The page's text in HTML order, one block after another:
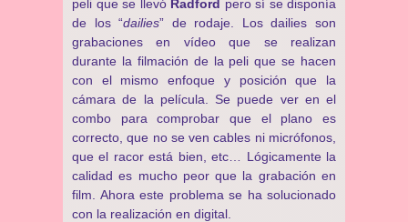
peli que se llevó Radford pero sí se disponía
de los “dailies” de rodaje. Los dailies son
grabaciones en vídeo que se realizan
durante la filmación de la peli que se hacen
con el mismo enfoque y posición que la
cámara de la película. Se puede ver en el
combo para comprobar que el plano es
correcto, que no se ven cables ni micrófonos,
que el racor está bien, etc… Lógicamente la
calidad es mucho peor que la grabación en
film. Ahora este problema se ha solucionado
con la realización en digital.